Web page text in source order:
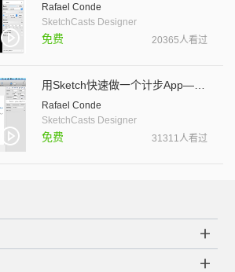
Rafael Conde
SketchCasts Designer
免费 20365人看过
Rafael Conde
SketchCasts Designer
免费 31311人看过